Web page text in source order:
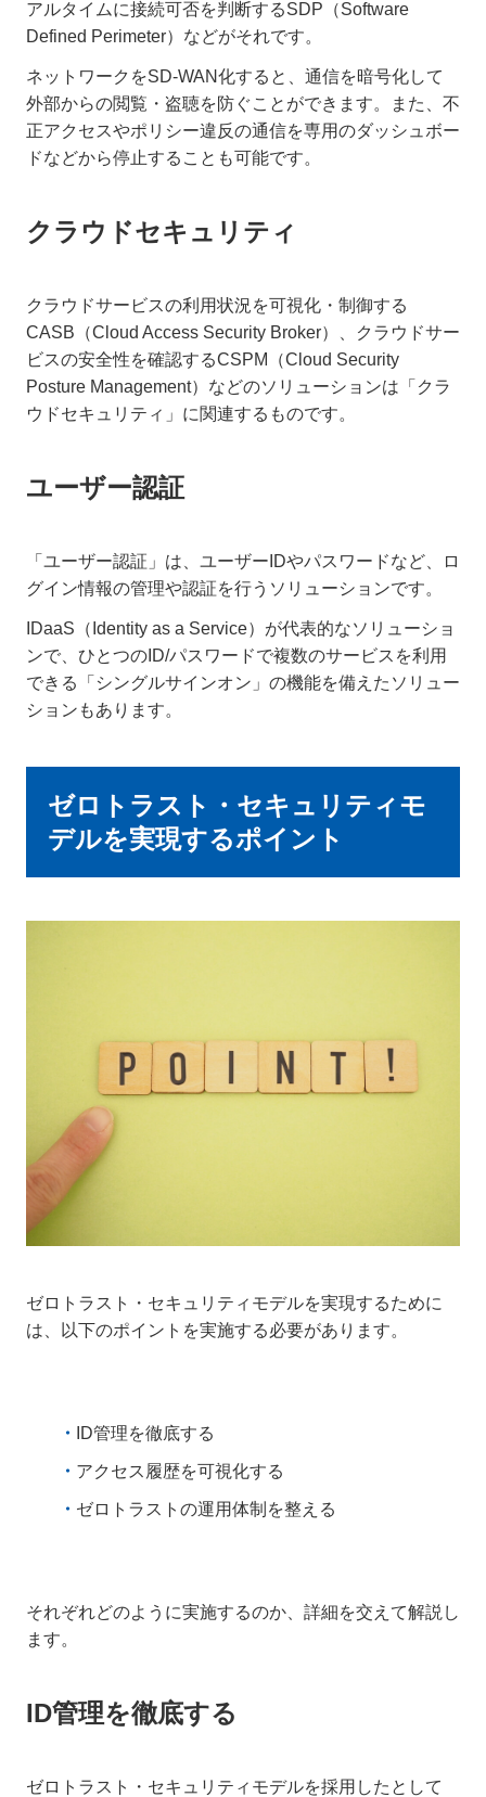
アルタイムに接続可否を判断するSDP（Software
Defined Perimeter）などがそれです。
ネットワークをSD-WAN化すると、通信を暗号化して
外部からの閲覧・盗聴を防ぐことができます。また、不
正アクセスやポリシー違反の通信を専用のダッシュボー
ドなどから停止することも可能です。
クラウドセキュリティ
クラウドサービスの利用状況を可視化・制御する
CASB（Cloud Access Security Broker）、クラウドサー
ビスの安全性を確認するCSPM（Cloud Security
Posture Management）などのソリューションは「クラ
ウドセキュリティ」に関連するものです。
ユーザー認証
「ユーザー認証」は、ユーザーIDやパスワードなど、ロ
グイン情報の管理や認証を行うソリューションです。
IDaaS（Identity as a Service）が代表的なソリューショ
ンで、ひとつのID/パスワードで複数のサービスを利用
できる「シングルサインオン」の機能を備えたソリュー
ションもあります。
ゼロトラスト・セキュリティモ
デルを実現するポイント
ゼロトラスト・セキュリティモデルを実現するために
は、以下のポイントを実施する必要があります。
ID管理を徹底する
アクセス履歴を可視化する
ゼロトラストの運用体制を整える
それぞれどのように実施するのか、詳細を交えて解説し
ます。
ID管理を徹底する
ゼロトラスト・セキュリティモデルを採用したとして